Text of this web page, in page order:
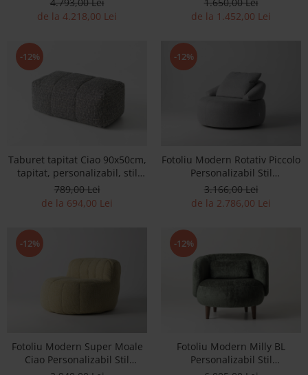
Fotolii si Demifotolii
Best Sleep
Masiv Tapiterie Stofa sau
de la 4.218,00 Lei
personalizabil, stil minimalist
de la 1.452,00 Lei
-12%
Taburet tapitat Ciao 90x50cm,
tapitat, personalizabil, stil
minimalist
789,00 Lei
de la 694,00 Lei
-12%
Fotoliu Modern Rotativ Piccolo
Personalizabil Stil
Contemporan Cadru Lemn
Masiv Tapiterie Stofa sau
3.166,00 Lei
de la 2.786,00 Lei
-12%
Fotoliu Modern Super Moale
Ciao Personalizabil Stil
-12%
Fotoliu Modern Milly BL
Personalizabil Stil